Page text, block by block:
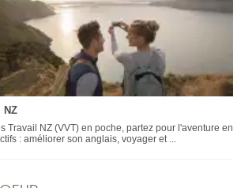
NZ
Travail NZ (VVT) en poche, partez pour l'aventure en
: améliorer son anglais, voyager et ...